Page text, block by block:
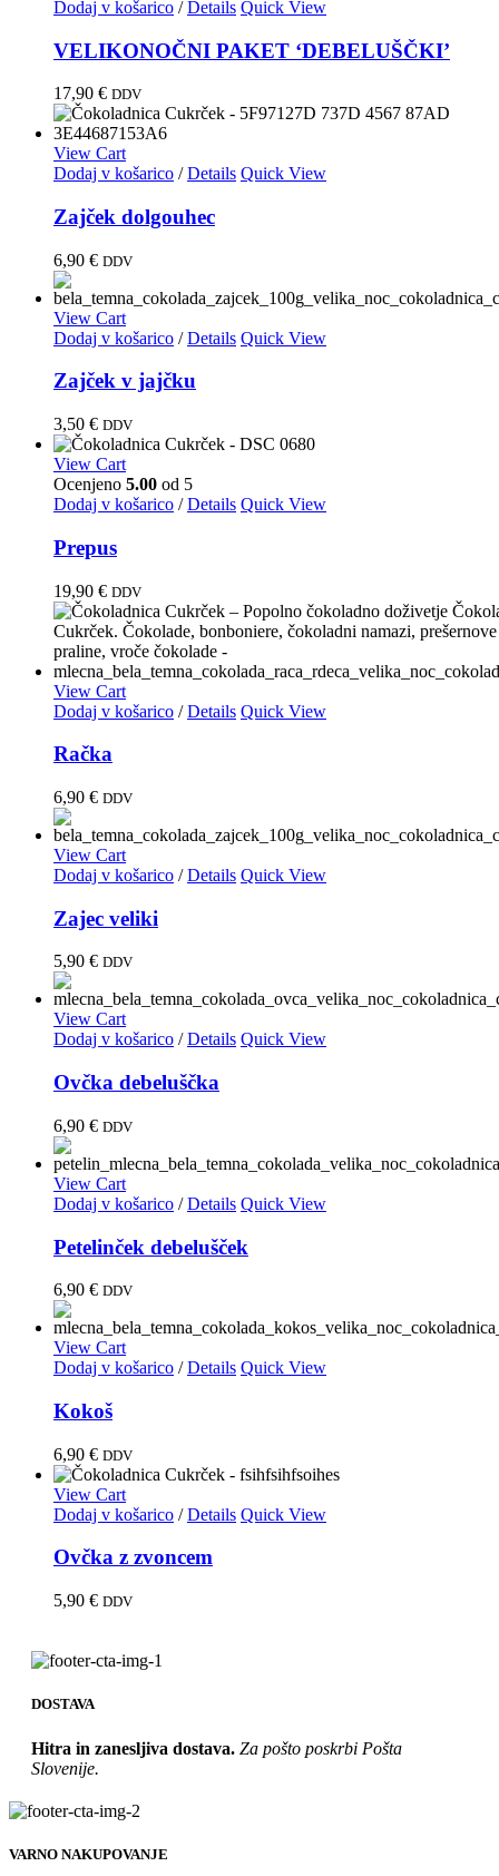
Dodaj v košarico / Details Quick View
VELIKONOČNI PAKET ‘DEBELUŠČKI’
17,90 € DDV
View Cart
Dodaj v košarico / Details Quick View
Zajček dolgouhec
6,90 € DDV
View Cart
Dodaj v košarico / Details Quick View
Zajček v jajčku
3,50 € DDV
View Cart
Ocenjeno 5.00 od 5
Dodaj v košarico / Details Quick View
Prepus
19,90 € DDV
View Cart
Dodaj v košarico / Details Quick View
Račka
6,90 € DDV
View Cart
Dodaj v košarico / Details Quick View
Zajec veliki
5,90 € DDV
View Cart
Dodaj v košarico / Details Quick View
Ovčka debeluščka
6,90 € DDV
View Cart
Dodaj v košarico / Details Quick View
Petelinček debelušček
6,90 € DDV
View Cart
Dodaj v košarico / Details Quick View
Kokoš
6,90 € DDV
View Cart
Dodaj v košarico / Details Quick View
Ovčka z zvoncem
5,90 € DDV
DOSTAVA
Hitra in zanesljiva dostava. Za pošto poskrbi Pošta
Slovenije.
VARNO NAKUPOVANJE